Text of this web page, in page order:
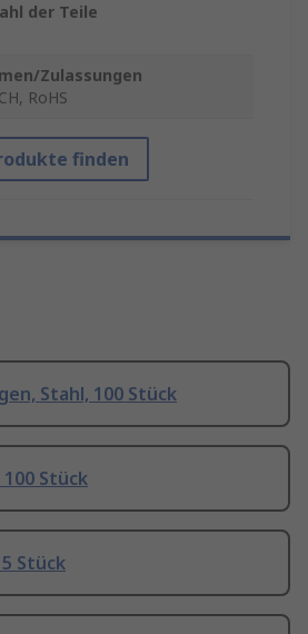
der Teile
Zulassungen
RoHS
finden
Stahl, 100 Stück
Stück
Stück